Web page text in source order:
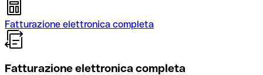
Fatturazione elettronica completa
Fatturazione elettronica completa